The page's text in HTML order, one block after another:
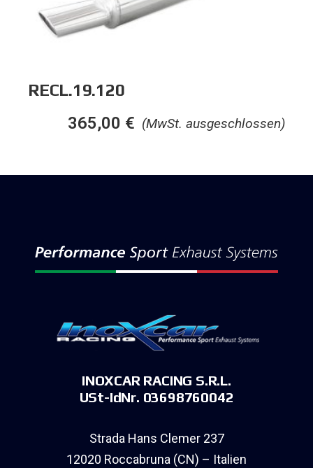
RECL.19.120
(MwSt. ausgeschlossen)
365,00 €
INOXCAR RACING S.R.L.
USt-IdNr. 03698760042
Strada Hans Clemer 237
12020 Roccabruna (CN) – Italien